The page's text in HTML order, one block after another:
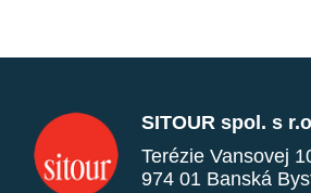
SITOUR spol. s
Terézie Vansovej
974 01 Banská